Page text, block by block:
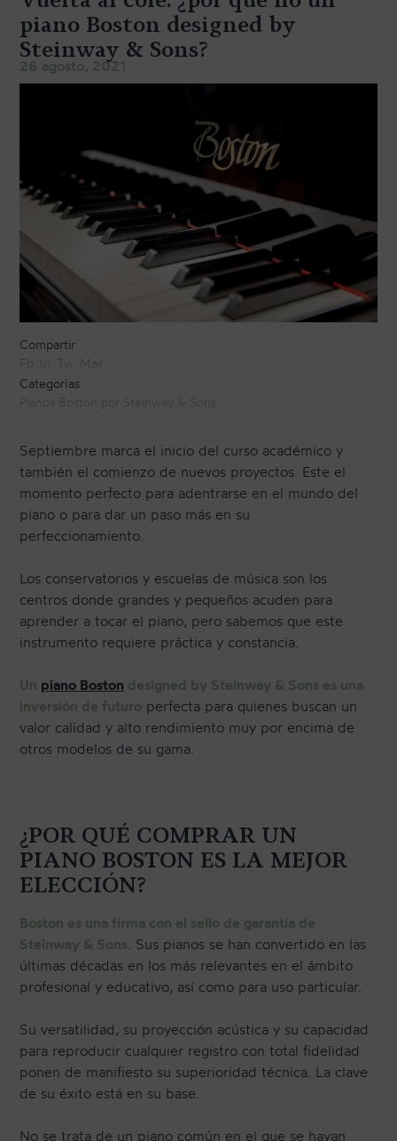
TRANSPORTE Y ALMACENAJE
MANTENIMIENTO Y TASACIÓN
SISTEMA SILENT
NOSOTROS
EQUIPO
MEDIOS
SHOWROOMS
NEWSLETTER
piano Boston designed by
Steinway & Sons?
26 agosto, 2021
Compartir
Fb
In Tw
Mail
Categorías
Pianos Boston por Steinway & Sons
Septiembre marca el inicio del curso académico y
también el comienzo de nuevos proyectos. Este el
momento perfecto para adentrarse en el mundo del
piano o para dar un paso más en su
perfeccionamiento.
Los conservatorios y escuelas de música son los
centros donde grandes y pequeños acuden para
aprender a tocar el piano, pero sabemos que este
instrumento requiere práctica y constancia.
Un piano Boston designed by Steinway & Sons es una
inversión de futuro perfecta para quienes buscan un
valor calidad y alto rendimiento muy por encima de
otros modelos de su gama.
¿POR QUÉ COMPRAR UN
PIANO BOSTON ES LA MEJOR
ELECCIÓN?
Boston es una firma con el sello de garantía de
Steinway & Sons . Sus pianos se han convertido en las
últimas décadas en los más relevantes en el ámbito
profesional y educativo, así como para uso particular.
Su versatilidad, su proyección acústica y su capacidad
para reproducir cualquier registro con total fidelidad
ponen de manifiesto su superioridad técnica. La clave
de su éxito está en su base.
No se trata de un piano común en el que se hayan